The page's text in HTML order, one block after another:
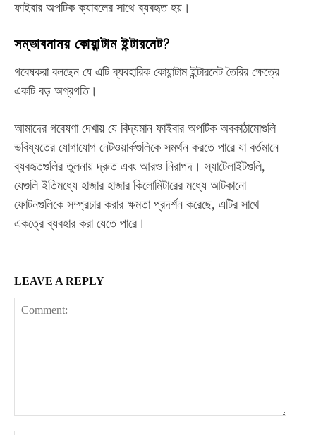
ফাইবার অপটিক ক্যাবলের সাথে ব্যবহৃত হয়।
সম্ভাবনাময় কোয়ান্টাম ইন্টারনেট?
গবেষকরা বলছেন যে এটি ব্যবহারিক কোয়ান্টাম ইন্টারনেট তৈরির ক্ষেত্রে
একটি বড় অগ্রগতি।
আমাদের গবেষণা দেখায় যে বিদ্যমান ফাইবার অপটিক অবকাঠামোগুলি
ভবিষ্যতের যোগাযোগ নেটওয়ার্কগুলিকে সমর্থন করতে পারে যা বর্তমানে
ব্যবহৃতগুলির তুলনায় দ্রুত এবং আরও নিরাপদ। স্যাটেলাইটগুলি,
যেগুলি ইতিমধ্যে হাজার হাজার কিলোমিটারের মধ্যে আটকানো
ফোটনগুলিকে সম্প্রচার করার ক্ষমতা প্রদর্শন করেছে, এটির সাথে
একত্রে ব্যবহার করা যেতে পারে।
LEAVE A REPLY